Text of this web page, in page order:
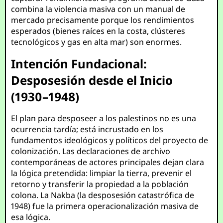
combina la violencia masiva con un manual de
mercado precisamente porque los rendimientos
esperados (bienes raíces en la costa, clústeres
tecnológicos y gas en alta mar) son enormes.
Intención Fundacional:
Desposesión desde el Inicio
(1930–1948)
El plan para desposeer a los palestinos no es una
ocurrencia tardía; está incrustado en los
fundamentos ideológicos y políticos del proyecto de
colonización. Las declaraciones de archivo
contemporáneas de actores principales dejan clara
la lógica pretendida: limpiar la tierra, prevenir el
retorno y transferir la propiedad a la población
colona. La Nakba (la desposesión catastrófica de
1948) fue la primera operacionalización masiva de
esa lógica.